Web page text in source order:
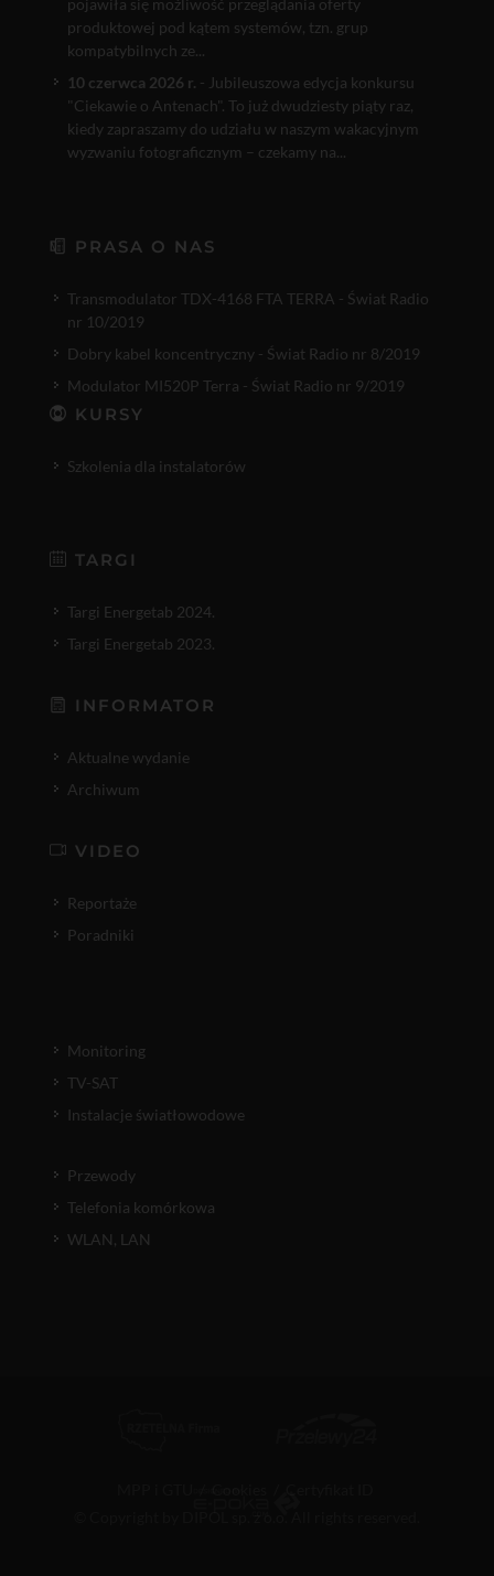
pojawiła się możliwość przeglądania oferty
produktowej pod kątem systemów, tzn. grup
kompatybilnych ze...
10 czerwca 2026 r. - Jubileuszowa edycja konkursu
"Ciekawie o Antenach". To już dwudziesty piąty raz,
kiedy zapraszamy do udziału w naszym wakacyjnym
wyzwaniu fotograficznym – czekamy na...
PRASA O NAS
Transmodulator TDX-4168 FTA TERRA - Świat Radio
nr 10/2019
Dobry kabel koncentryczny - Świat Radio nr 8/2019
Modulator MI520P Terra - Świat Radio nr 9/2019
KURSY
Szkolenia dla instalatorów
TARGI
Targi Energetab 2024.
Targi Energetab 2023.
INFORMATOR
Aktualne wydanie
Archiwum
VIDEO
Reportaże
Poradniki
Monitoring
TV-SAT
Instalacje światłowodowe
Przewody
Telefonia komórkowa
WLAN, LAN